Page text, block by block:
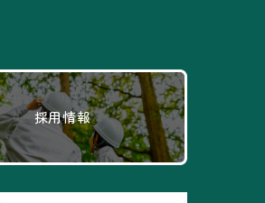
採用情報